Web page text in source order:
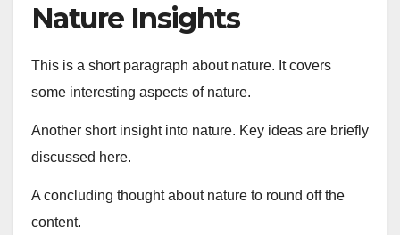
Nature Insights
This is a short paragraph about nature. It covers
some interesting aspects of nature.
Another short insight into nature. Key ideas are briefly
discussed here.
A concluding thought about nature to round off the
content.